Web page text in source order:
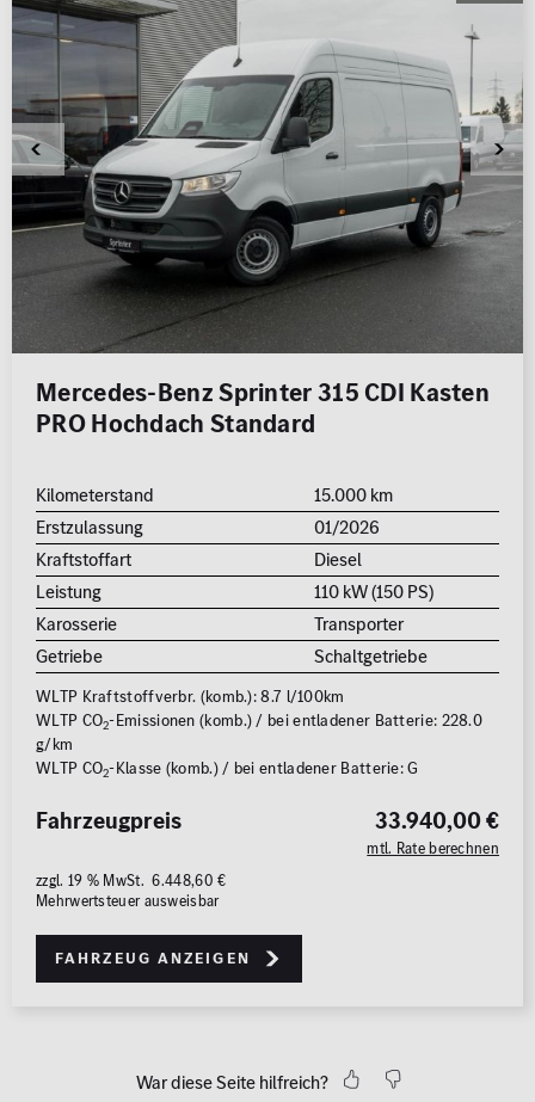
Mercedes-Benz Sprinter 315 CDI Kasten
PRO Hochdach Standard
Kilometerstand
15.000 km
Erstzulassung
01/2026
Kraftstoffart
Diesel
Leistung
110 kW (150 PS)
Karosserie
Transporter
Getriebe
Schaltgetriebe
WLTP Kraftstoffverbr. (komb.): 8.7 l/100km
WLTP CO2-Emissionen (komb.) / bei entladener Batterie: 228.0
g/km
WLTP CO2-Klasse (komb.) / bei entladener Batterie: G
33.940,00 €
mtl. Rate berechnen
Fahrzeugpreis
zzgl. 19 % MwSt. 6.448,60 €
Mehrwertsteuer ausweisbar
Fahrzeug anzeigen
War diese Seite hilfreich?